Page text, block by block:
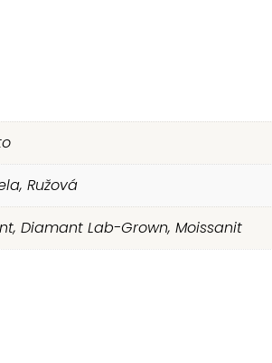
Ružová
Diamant Lab-Grown, Moissanit